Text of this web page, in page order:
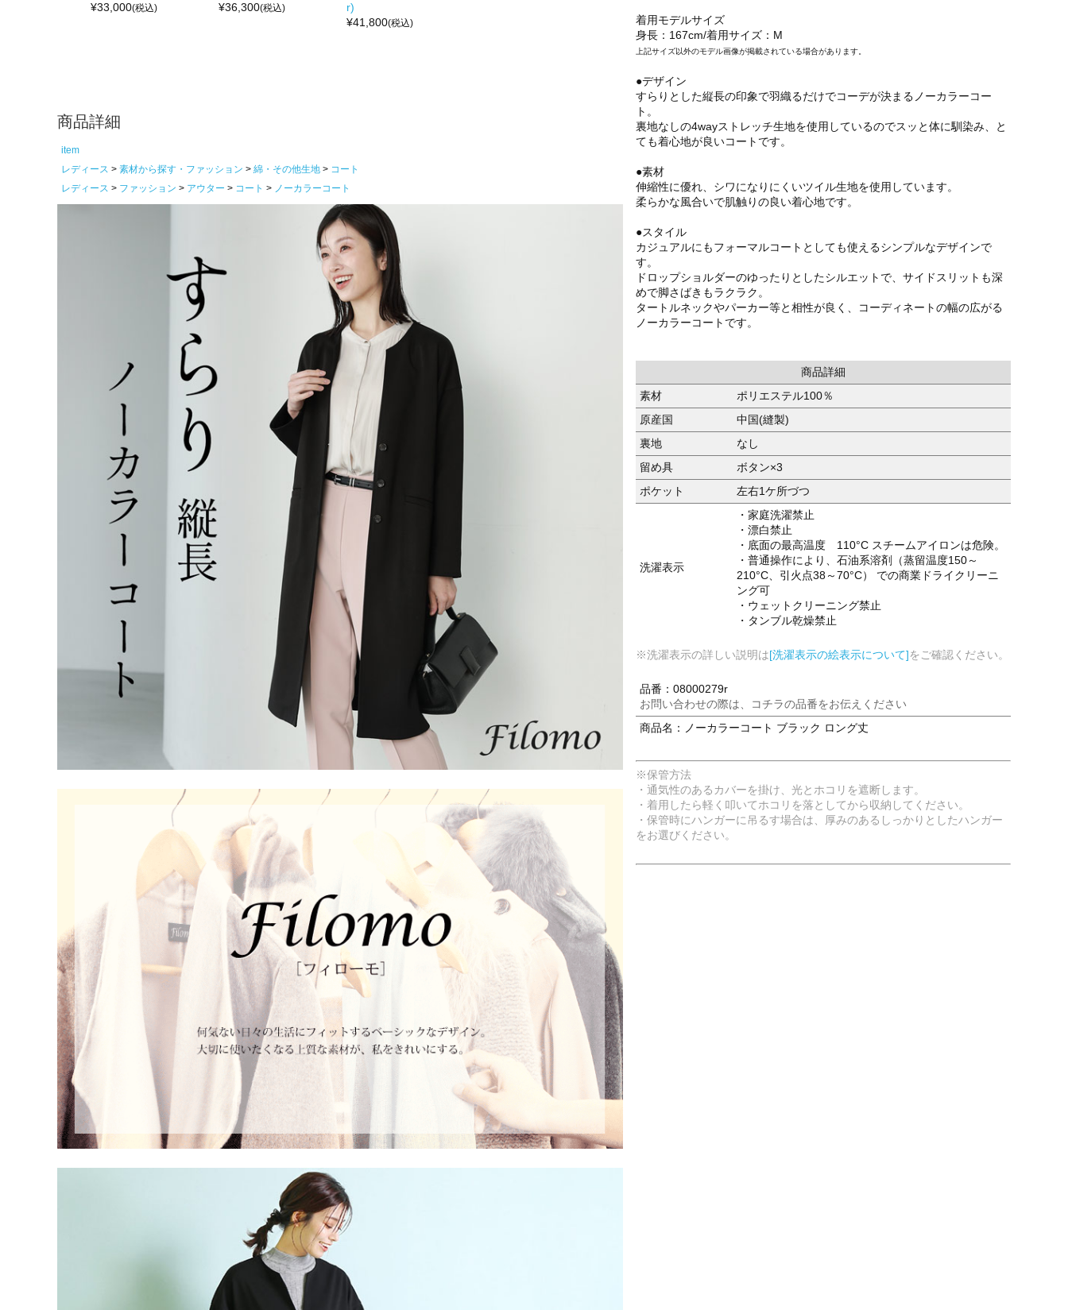
¥33,000(税込)
¥36,300(税込)
r)
¥41,800(税込)
商品詳細
item
レディース
素材から探す・ファッション 綿・その他生地
コート
レディース
ファッション アウター コート ノーカラーコート
着用モデルサイズ
身長：167cm/着用サイズ：M
上記サイズ以外のモデル画像が掲載されている場合があります。
●デザイン
すらりとした縦長の印象で羽織るだけでコーデが決まるノーカラーコー
ト。
裏地なしの4wayストレッチ生地を使用しているのでスッと体に馴染み、と
ても着心地が良いコートです。
●素材
伸縮性に優れ、シワになりにくいツイル生地を使用しています。
柔らかな風合いで肌触りの良い着心地です。
●スタイル
カジュアルにもフォーマルコートとしても使えるシンプルなデザインで
す。
ドロップショルダーのゆったりとしたシルエットで、サイドスリットも深
めで脚さばきもラクラク。
タートルネックやパーカー等と相性が良く、コーディネートの幅の広がる
ノーカラーコートです。
商品詳細
素材
ポリエステル100％
原産国
中国(縫製)
裏地
なし
留め具
ボタン×3
ポケット
左右1ケ所づつ
洗濯表示
・家庭洗濯禁止
・漂白禁止
・底面の最高温度 110°C スチームアイロンは危険。
・普通操作により、石油系溶剤（蒸留温度150～
210°C、引火点38～70°C） での商業ドライクリーニ
ング可
・ウェットクリーニング禁止
・タンブル乾燥禁止
※洗濯表示の詳しい説明は[洗濯表示の絵表示について]をご確認ください。
品番：08000279r
お問い合わせの際は、コチラの品番をお伝えください
商品名：ノーカラーコート ブラック ロング丈
※保管方法
・通気性のあるカバーを掛け、光とホコリを遮断します。
・着用したら軽く叩いてホコリを落としてから収納してください。
・保管時にハンガーに吊るす場合は、厚みのあるしっかりとしたハンガー
をお選びください。